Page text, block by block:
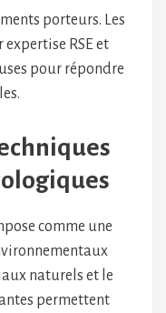
porteurs. Les
RSE et
pour répondre
comme une
naturels et le
permettent